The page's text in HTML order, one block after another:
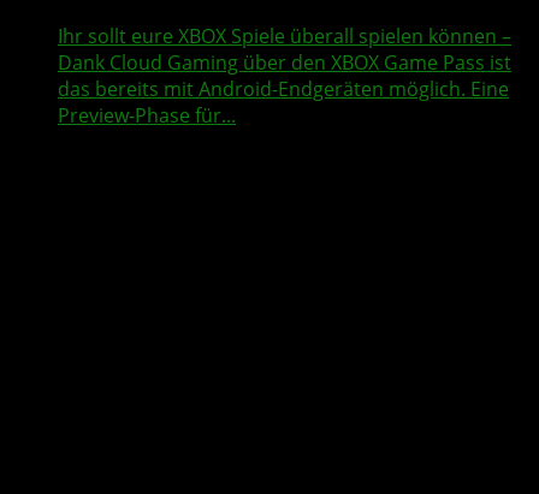
Ihr sollt eure XBOX Spiele überall spielen können –
Dank Cloud Gaming über den XBOX Game Pass ist
das bereits mit Android-Endgeräten möglich. Eine
Preview-Phase für...